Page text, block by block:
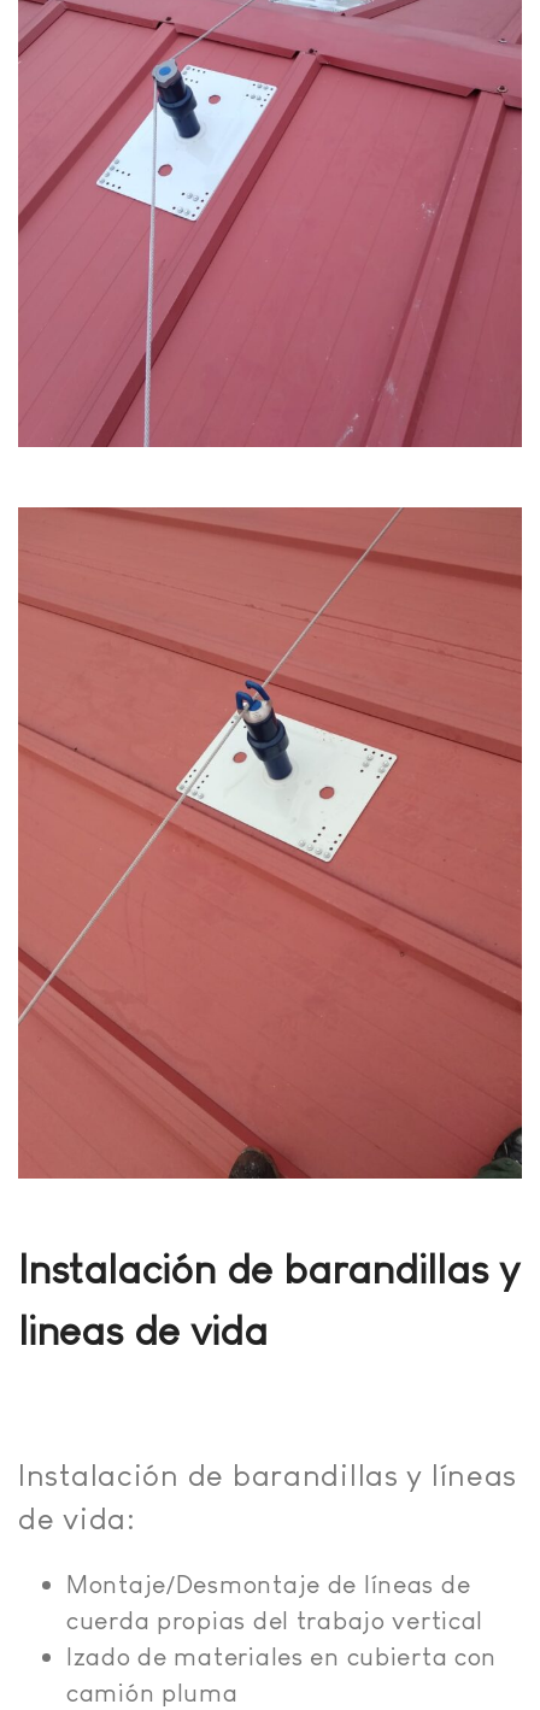
Instalación de barandillas y
lineas de vida
Instalación de barandillas y líneas
de vida:
Montaje/Desmontaje de líneas de
cuerda propias del trabajo vertical
Izado de materiales en cubierta con
camión pluma